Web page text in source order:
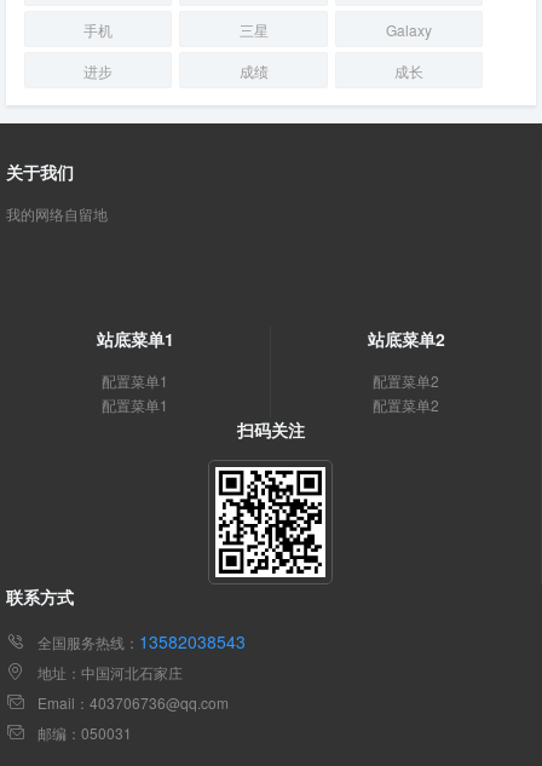
手机
三星
Galaxy
进步
成绩 成长
关于我们
我的网络自留地
站底菜单1
配置菜单1
配置菜单1
站底菜单2
配置菜单2
配置菜单2
扫码关注
联系方式
全国服务热线： 13582038543
地址：中国河北石家庄
Email：403706736@qq.com
邮编：050031